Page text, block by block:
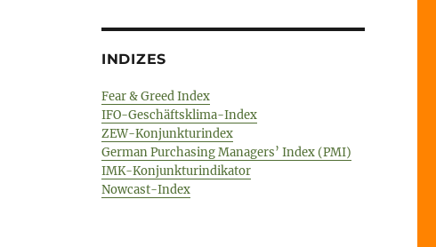
INDIZES
Fear & Greed Index
IFO-Geschäftsklima-Index
ZEW-Konjunkturindex
German Purchasing Managers’ Index (PMI)
IMK-Konjunkturindikator
Nowcast-Index